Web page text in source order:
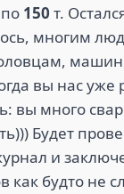
150 т.
многим
вы нас уже
вы много
Будет
и
как будто не